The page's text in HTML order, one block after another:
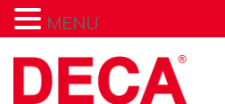
MENU